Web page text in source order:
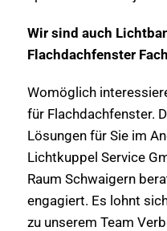
Wir sind auch
Flachdachfenster
Womöglich
für Flachdachfenster.
Lösungen für Sie im
Lichtkuppel Service
Raum Schwaigern
engagiert. Es lohnt
zu unserem Team